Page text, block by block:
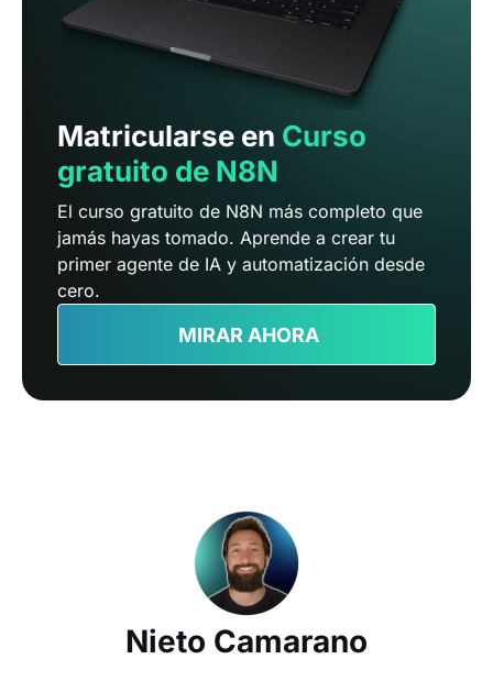
Matricularse en Curso
gratuito de N8N
El curso gratuito de N8N más completo que
jamás hayas tomado. Aprende a crear tu
primer agente de IA y automatización desde
cero.
MIRAR AHORA
Nieto Camarano